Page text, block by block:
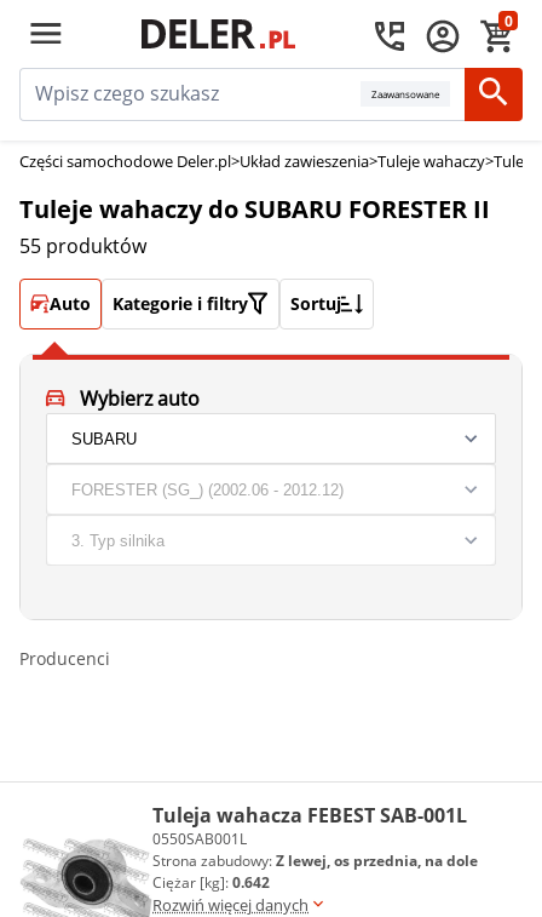
0
Zaawansowane
Części samochodowe Deler.pl>Układ zawieszenia>Tuleje wahaczy>Tuleje
Tuleje wahaczy do SUBARU FORESTER II
55 produktów
Auto Kategorie i filtry Sortuj
Wybierz auto
Producenci
Tuleja wahacza FEBEST SAB-001L
0550SAB001L
Strona zabudowy:Z lewej, os przednia, na dole
Ciężar [kg]:0.642
Rozwiń więcej danych